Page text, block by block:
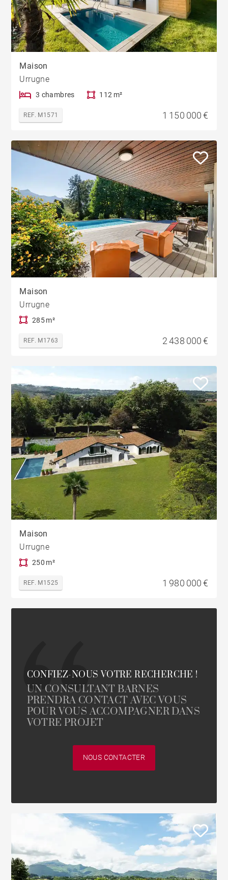
Maison
Urrugne
3 chambres 112 m²
REF. M1571 1 150 000 €
Maison
Urrugne
285 m²
REF. M1763 2 438 000 €
Maison
Urrugne
250 m²
REF. M1525 1 980 000 €
CONFIEZ-NOUS VOTRE RECHERCHE !
UN CONSULTANT BARNES
PRENDRA CONTACT AVEC VOUS
POUR VOUS ACCOMPAGNER DANS
VOTRE PROJET
NOUS CONTACTER